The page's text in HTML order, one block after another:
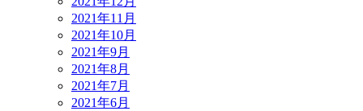
2021年11月
2021年10月
2021年9月
2021年8月
2021年7月
2021年6月